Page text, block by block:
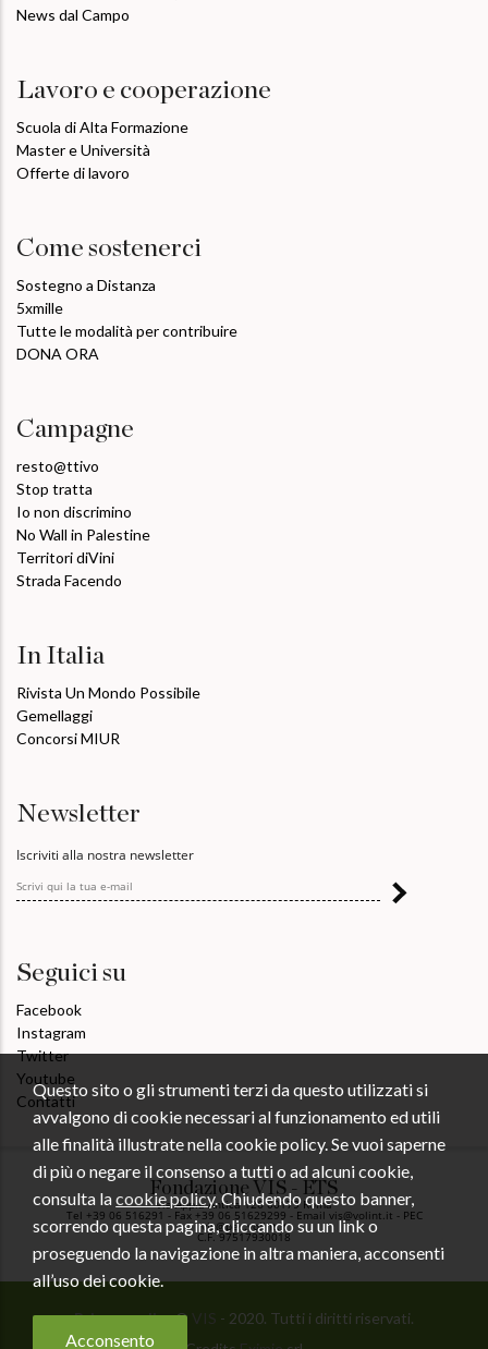
News dal Campo
Lavoro e cooperazione
Scuola di Alta Formazione
Master e Università
Offerte di lavoro
Come sostenerci
Sostegno a Distanza
5xmille
Tutte le modalità per contribuire
DONA ORA
Campagne
resto@ttivo
Stop tratta
Io non discrimino
No Wall in Palestine
Territori diVini
Strada Facendo
In Italia
Rivista Un Mondo Possibile
Gemellaggi
Concorsi MIUR
Newsletter
Iscriviti alla nostra newsletter
Seguici su
Facebook
Instagram
Twitter
Youtube
Contatti
Fondazione VIS - ETS
Via Appia Antica 126 00179 Roma
Tel +39 06 516291 - Fax +39 06 51629299 - Email vis@volint.it - PEC
vis@pec.volint.it
C.F. 97517930018
Privacy policy© VIS - 2020. Tutti i diritti riservati.
Questo sito o gli strumenti terzi da questo utilizzati si
avvalgono di cookie necessari al funzionamento ed utili
alle finalità illustrate nella cookie policy. Se vuoi saperne
di più o negare il consenso a tutti o ad alcuni cookie,
consulta lacookie policy. Chiudendo questo banner,
scorrendo questa pagina, cliccando su un link o
proseguendo la navigazione in altra maniera, acconsenti
all’uso dei cookie.
Acconsento